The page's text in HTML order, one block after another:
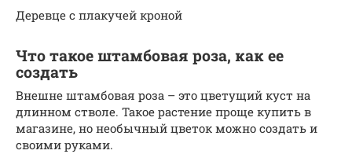
Деревце с плакучей кроной
Что такое штамбовая роза, как ее
создать
Внешне штамбовая роза – это цветущий куст на
длинном стволе. Такое растение проще купить в
магазине, но необычный цветок можно создать и
своими руками.